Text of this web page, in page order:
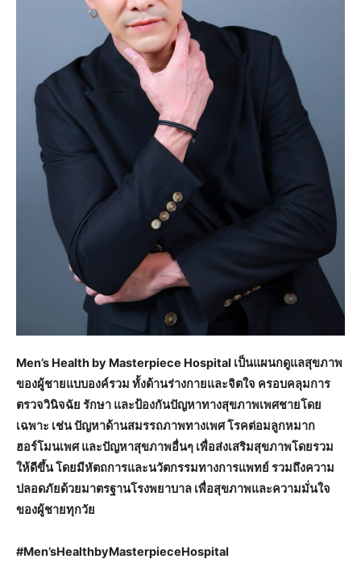
Men’s Health by Masterpiece Hospital เป็นแผนกดูแลสุขภาพ
ของผู้ชายแบบองค์รวม ทั้งด้านร่างกายและจิตใจ ครอบคลุมการ
ตรวจวินิจฉัย รักษา และป้องกันปัญหาทางสุขภาพเพศชายโดย
เฉพาะ เช่น ปัญหาด้านสมรรถภาพทางเพศ โรคต่อมลูกหมาก
ฮอร์โมนเพศ และปัญหาสุขภาพอื่นๆ เพื่อส่งเสริมสุขภาพโดยรวม
ให้ดีขึ้น โดยมีหัตถการและนวัตกรรมทางการแพทย์ รวมถึงความ
ปลอดภัยด้วยมาตรฐานโรงพยาบาล เพื่อสุขภาพและความมั่นใจ
ของผู้ชายทุกวัย
#Men’sHealthbyMasterpieceHospital